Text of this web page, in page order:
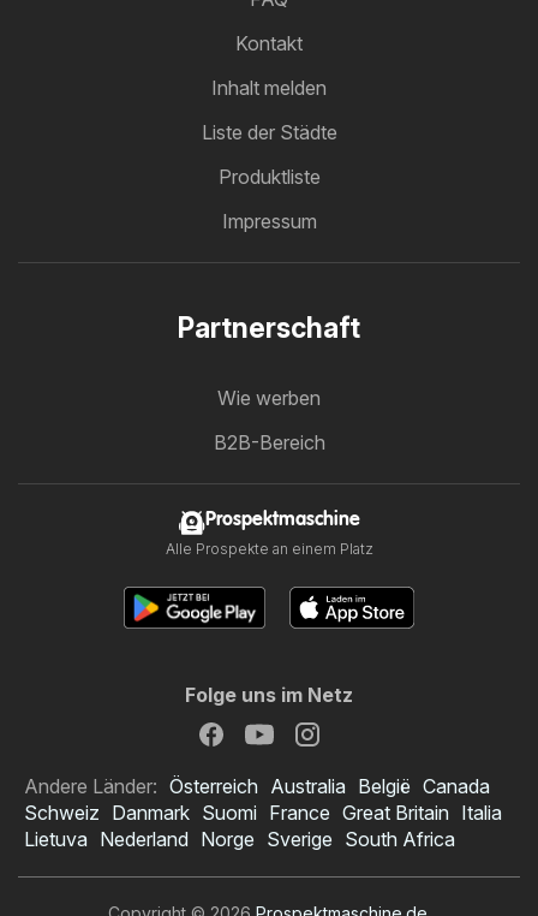
Kontakt
Inhalt melden
Liste der Städte
Produktliste
Impressum
Partnerschaft
Wie werben
B2B-Bereich
Prospektmaschine
Alle Prospekte an einem Platz
Folge uns im Netz
Andere Länder: Österreich Australia België Canada
Schweiz Danmark Suomi France Great Britain Italia
Lietuva Nederland Norge Sverige South Africa